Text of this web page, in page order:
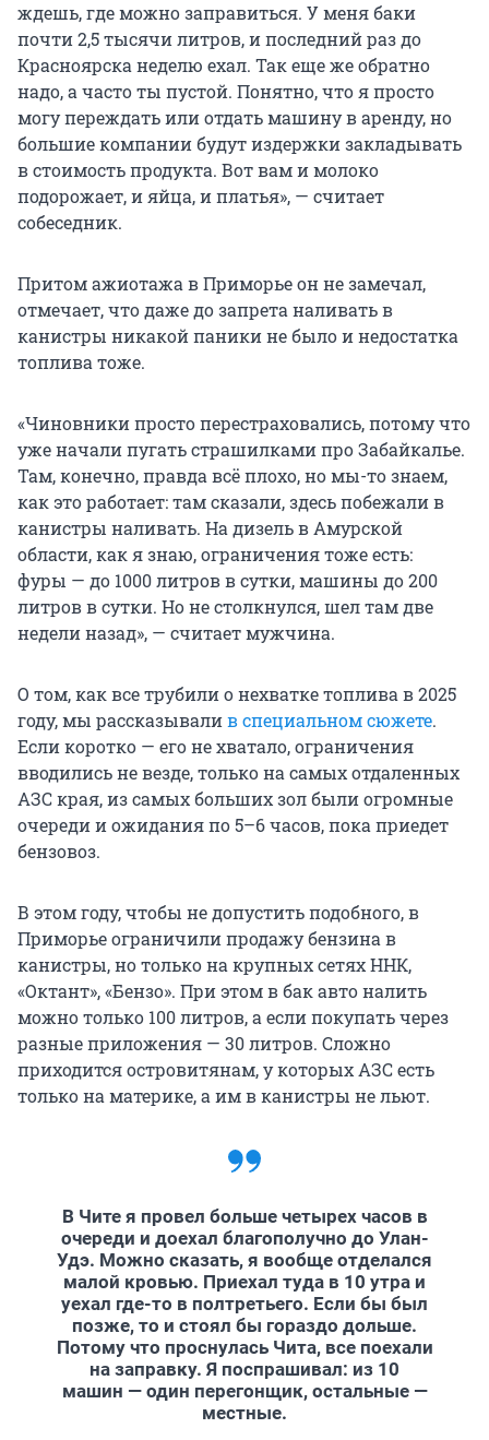
ждешь, где можно заправиться. У меня баки
почти 2,5 тысячи литров, и последний раз до
Красноярска неделю ехал. Так еще же обратно
надо, а часто ты пустой. Понятно, что я просто
могу переждать или отдать машину в аренду, но
большие компании будут издержки закладывать
в стоимость продукта. Вот вам и молоко
подорожает, и яйца, и платья», — считает
собеседник.
Притом ажиотажа в Приморье он не замечал,
отмечает, что даже до запрета наливать в
канистры никакой паники не было и недостатка
топлива тоже.
«Чиновники просто перестраховались, потому что
уже начали пугать страшилками про Забайкалье.
Там, конечно, правда всё плохо, но мы-то знаем,
как это работает: там сказали, здесь побежали в
канистры наливать. На дизель в Амурской
области, как я знаю, ограничения тоже есть:
фуры — до 1000 литров в сутки, машины до 200
литров в сутки. Но не столкнулся, шел там две
недели назад», — считает мужчина.
О том, как все трубили о нехватке топлива в 2025
году, мы рассказывалив специальном сюжете.
Если коротко — его не хватало, ограничения
вводились не везде, только на самых отдаленных
АЗС края, из самых больших зол были огромные
очереди и ожидания по 5–6 часов, пока приедет
бензовоз.
В этом году, чтобы не допустить подобного, в
Приморье ограничили продажу бензина в
канистры, но только на крупных сетях ННК,
«Октант», «Бензо». При этом в бак авто налить
можно только 100 литров, а если покупать через
разные приложения — 30 литров. Сложно
приходится островитянам, у которых АЗС есть
только на материке, а им в канистры не льют.
В Чите я провел больше четырех часов в
очереди и доехал благополучно до Улан-
Удэ. Можно сказать, я вообще отделался
малой кровью. Приехал туда в 10 утра и
уехал где-то в полтретьего. Если бы был
позже, то и стоял бы гораздо дольше.
Потому что проснулась Чита, все поехали
на заправку. Я поспрашивал: из 10
машин — один перегонщик, остальные —
местные.